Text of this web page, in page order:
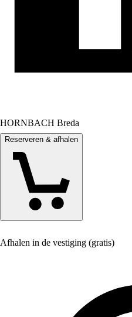
HORNBACH Breda
Reserveren & afhalen
Afhalen in de vestiging (gratis)